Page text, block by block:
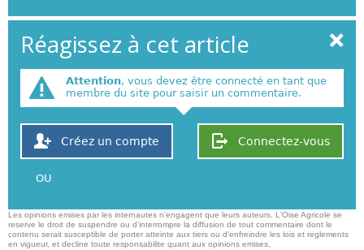
Réagissez à cet article
Attention, vous devez être connecté en tant que
membre du site pour saisir un commentaire.
Connectez-vous
Créez un compte
OU
Les opinions emises par les internautes n'engagent que leurs auteurs. L'Oise Agricole se
reserve le droit de suspendre ou d'interrompre la diffusion de tout commentaire dont le
contenu serait susceptible de porter atteinte aux tiers ou d'enfreindre les lois et reglements
en vigueur, et decline toute responsabilite quant aux opinions emises,